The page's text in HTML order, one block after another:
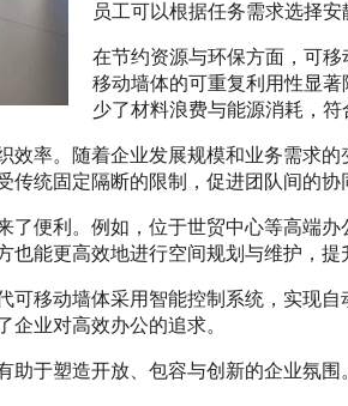
员工可以根据任务需求选择
在节约资源与环保方面，可
移动墙体的可重复利用性显
少了材料浪费与能源消耗，符
效率。随着企业发展规模和业务需求
统固定隔断的限制，促进团队间的协
了便利。例如，位于世贸中心等高端
能更高效地进行空间规划与维护，提
移动墙体采用智能控制系统，实现
业对高效办公的追求。
助于塑造开放、包容与创新的企业氛